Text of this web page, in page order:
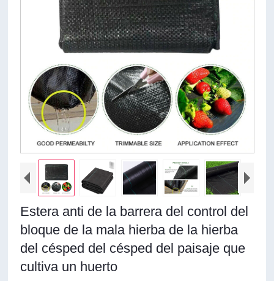
Estera anti de la barrera del control del
bloque de la mala hierba de la hierba
del césped del césped del paisaje que
cultiva un huerto